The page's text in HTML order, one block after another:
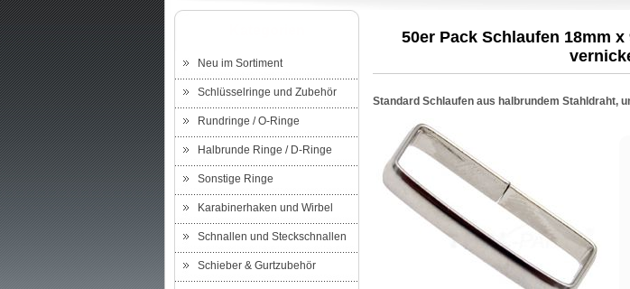
Neu im Sortiment
Schlüsselringe und Zubehör
Rundringe / O-Ringe
Halbrunde Ringe / D-Ringe
Sonstige Ringe
Karabinerhaken und Wirbel
Schnallen und Steckschnallen
Schieber & Gurtzubehör
50er Pack Schlaufen 18mm x
Standard Schlaufen aus halbrundem Stahldraht,